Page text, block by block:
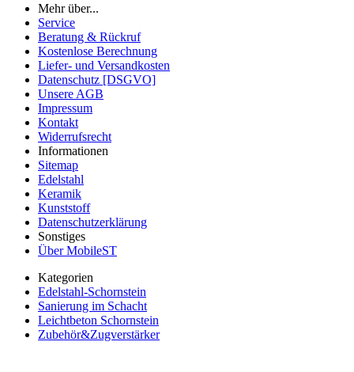
Mehr über...
Service
Beratung & Rückruf
Kostenlose Berechnung
Liefer- und Versandkosten
Datenschutz [DSGVO]
Unsere AGB
Impressum
Kontakt
Widerrufsrecht
Informationen
Sitemap
Edelstahl
Keramik
Kunststoff
Datenschutzerklärung
Sonstiges
Über MobileST
Kategorien
Edelstahl-Schornstein
Sanierung im Schacht
Leichtbeton Schornstein
Zubehör&Zugverstärker